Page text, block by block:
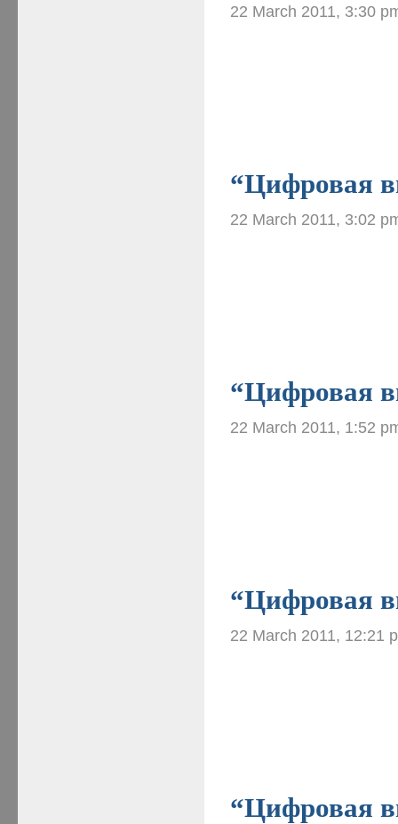
22 March 2011, 3:30
“Цифровая
22 March 2011, 3:02
“Цифровая
22 March 2011, 1:52
“Цифровая
22 March 2011, 12:21
“Цифровая